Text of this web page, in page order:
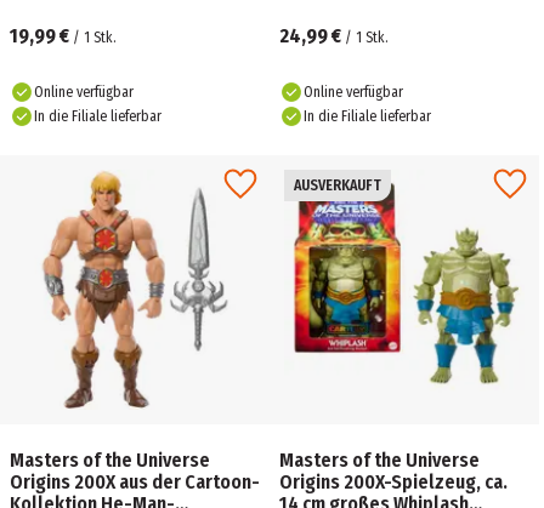
19,99 € / 1 Stk.
Online verfügbar
In die Filiale lieferbar
24,99 € / 1 Stk.
Online verfügbar
In die Filiale lieferbar
Masters of the Universe
Origins 200X aus der Cartoon-
AUSVERKAUFT
Masters of the Universe
Origins 200X-Spielzeug, ca.